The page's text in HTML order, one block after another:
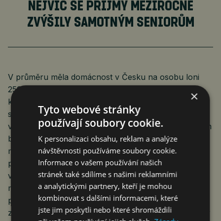
NEJVÍC SE PŘÍJMY MEZIROČNĚ
ZVÝŠILY SAMOTNÝM SENIORŮM
V průměru měla domácnost v Česku na osobu loni
259 900 korun čistého. O rok dřív to bylo 241 200
korun. Nejvíc se příjmy meziročně zvýšily samotným
seniorům, a to zhruba o 14 procent. Na osobu
vzrostly z 222 100 korun na 252 900 korun. Důvodem
byla trojí valorizace v roce 2022 – jedna běžná a dvě
mimořádné k dorovnání inflace. Nejméně si naopak
polepšily příjmově neúplné rodiny s dětmi. Měly o 5 %
víc než o rok dřív. Na osobu připadlo 175 500 korun
místo 167 100 korun. Od roku 2020 do roku 2022
postupně klesal v hrubých příjmech podíl výdělků ze
zaměstnání, naopak čím dál větší část tvořily důchody
×
Tyto webové stránky
používají soubory cookie.
K personalizaci obsahu, reklam a analýze
návštěvnosti používáme soubory cookie.
Informace o vašem používání našich
stránek také sdílíme s našimi reklamními
a analytickými partnery, kteří je mohou
kombinovat s dalšími informacemi, které
jste jim poskytli nebo které shromáždili